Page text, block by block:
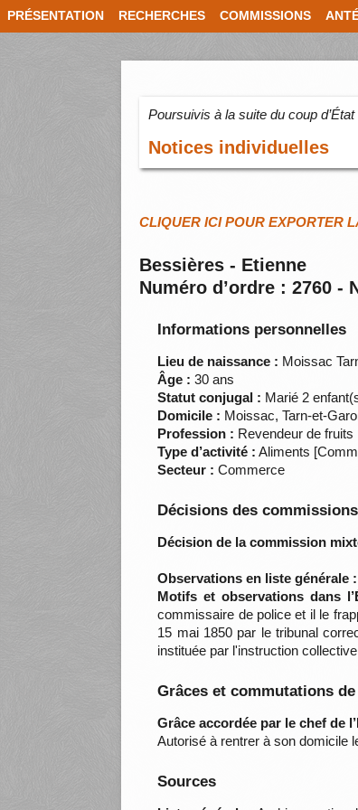
PRÉSENTATION RECHERCHES COMMISSIONS
Poursuivis à la suite du coup
Notices individuelles
CLIQUER ICI POUR EXPORTER
Bessières - Etienne
Numéro d’ordre : 2760 -
Informations personnelles
Lieu de naissance : Moissac
Âge : 30 ans
Statut conjugal : Marié 2
Domicile : Moissac, Tarn-et-
Profession : Revendeur de fruits
Type d’activité : Aliments
Secteur : Commerce
Décisions des
Décision de la commission
Observations en liste générale :
Motifs et observations dans
commissaire de police et il le
15 mai 1850 par le tribunal
instituée par l'instruction
Grâces et commutations
Grâce accordée par le chef de
Autorisé à rentrer à son domicile
Sources